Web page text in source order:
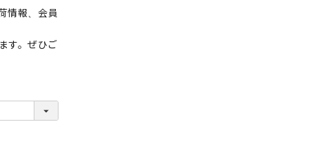
情報、会員
す。ぜひご